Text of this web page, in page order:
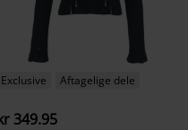
Exclusive Aftagelige dele
349.95